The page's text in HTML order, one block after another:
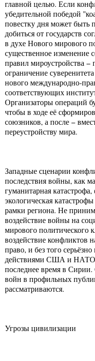
главной целью. Если
убедительной победой
повестку дня может быть
добиться от государств
в духе Нового мирового
существенное
правил мироустройства
ограничение
нового международно-
соответствующих
Организаторы операций
чтобы в ходе её
союзников, а после −
переустройству мира.
Западные сценарии
последствия войны, как
гуманитарная
экологическая
рамки региона. Не
воздействие войны на
мирового политического
воздействие конфликтов
право, и без того
действиями США и НАТО
последнее время в
войн в профильных
рассматриваются.
Угрозы цивилизации